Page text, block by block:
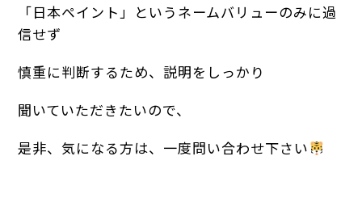
「日本ペイント」というネームバリューのみに過
信せず
慎重に判断するため、説明をしっかり
聞いていただきたいので、
是非、気になる方は、一度問い合わせ下さい